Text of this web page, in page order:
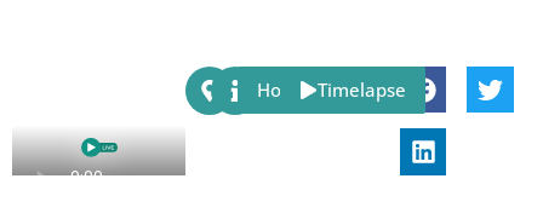
Share:
Host Timelapse